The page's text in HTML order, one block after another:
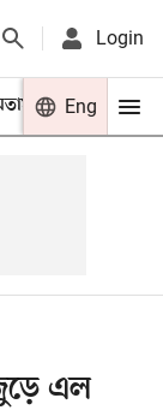
Login
খেলা
Eng
এল